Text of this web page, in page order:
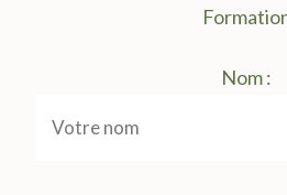
Nom :